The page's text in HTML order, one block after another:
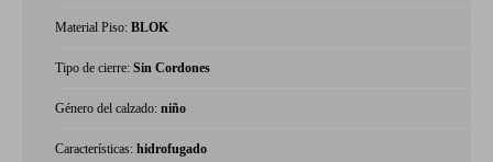
Material Piso: BLOK
Tipo de cierre: Sin Cordones
Género del calzado: niño
Características: hidrofugado